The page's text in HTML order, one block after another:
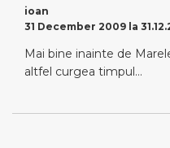
ioan
31 December 2009 la
Mai bine inainte de
altfel curgea timpul…